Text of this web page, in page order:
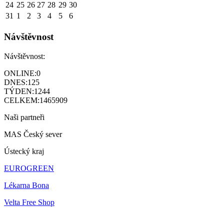
24 25 26 27 28 29 30
31 1 2 3 4 5 6
Návštěvnost
Návštěvnost:
ONLINE:0
DNES:125
TÝDEN:1244
CELKEM:1465909
Naši partneři
MAS Český sever
Ústecký kraj
EUROGREEN
Lékarna Bona
Velta Free Shop